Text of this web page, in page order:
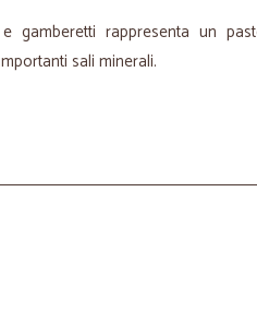
gamberetti rappresenta un
sali minerali.